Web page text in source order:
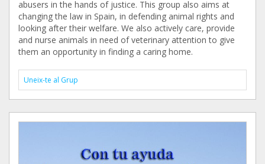
abusers in the hands of justice. This group also aims at
changing the law in Spain, in defending animal rights and
looking after their welfare. We also actively care, provide
and nurse animals in need of veterinary attention to give
them an opportunity in finding a caring home.
Uneix-te al Grup